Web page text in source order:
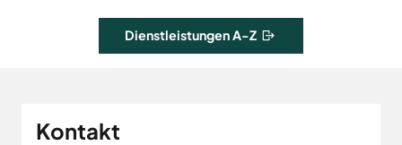
Dienstleistungen A-Z
Kontakt